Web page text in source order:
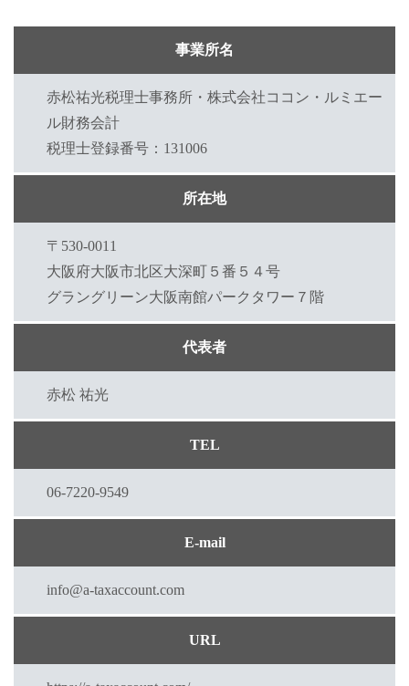
事業所名
赤松祐光税理士事務所・株式会社ココン・ルミエー
ル財務会計
税理士登録番号：131006
所在地
〒530-0011
大阪府大阪市北区大深町５番５４号
グラングリーン大阪南館パークタワー７階
代表者
赤松 祐光
TEL
06-7220-9549
E-mail
info@a-taxaccount.com
URL